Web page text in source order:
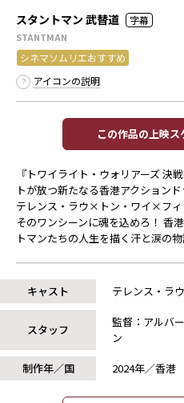
スタントマン 武替道 字幕
STANTMAN
シネマソムリエおすすめ
アイコンの説明
この作品の上映
『トワイライト・ウォリアーズ 決
トが放つ新たなる香港アクション
テレンス・ラウ×トン・ワイ×フィ
そのワンシーンに魂を込めろ！ 香
トマンたちの人生を描く汗と涙の
キャスト テレンス・ラ
スタッフ
監督：アルバ
ン
制作年／国
2024年／香港